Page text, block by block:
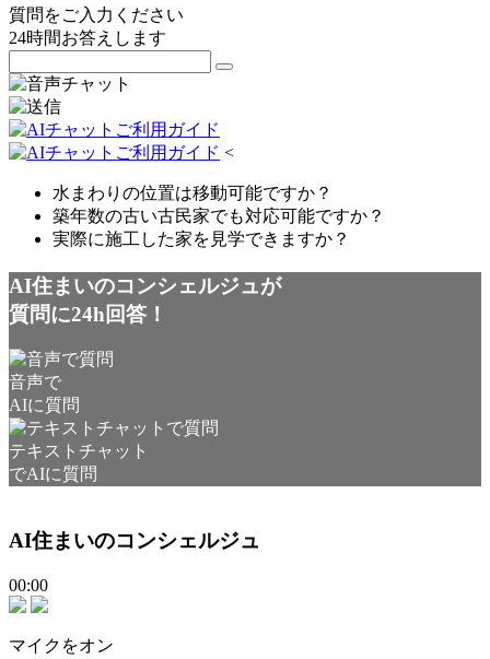
質問をご入力ください
24時間お答えします
<
水まわりの位置は移動可能ですか？
築年数の古い古民家でも対応可能ですか？
実際に施工した家を見学できますか？
AI住まいのコンシェルジュが
質問に24h回答！
音声で
AIに質問
テキストチャット
でAIに質問
AI住まいのコンシェルジュ
00:00
マイクをオン